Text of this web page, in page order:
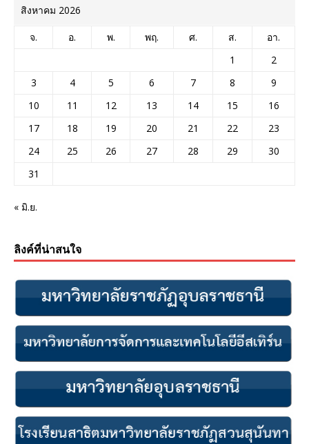
สิงหาคม 2026
จ. อ. พ. พฤ. ศ. ส.
อา.
1
2
3
4 5 6 7 8
9
10
11 12 13 14 15
16
17
18 19 20 21 22
23
24
25 26 27 28 29
30
31
« มิ.ย.
ลิงค์ที่น่าสนใจ